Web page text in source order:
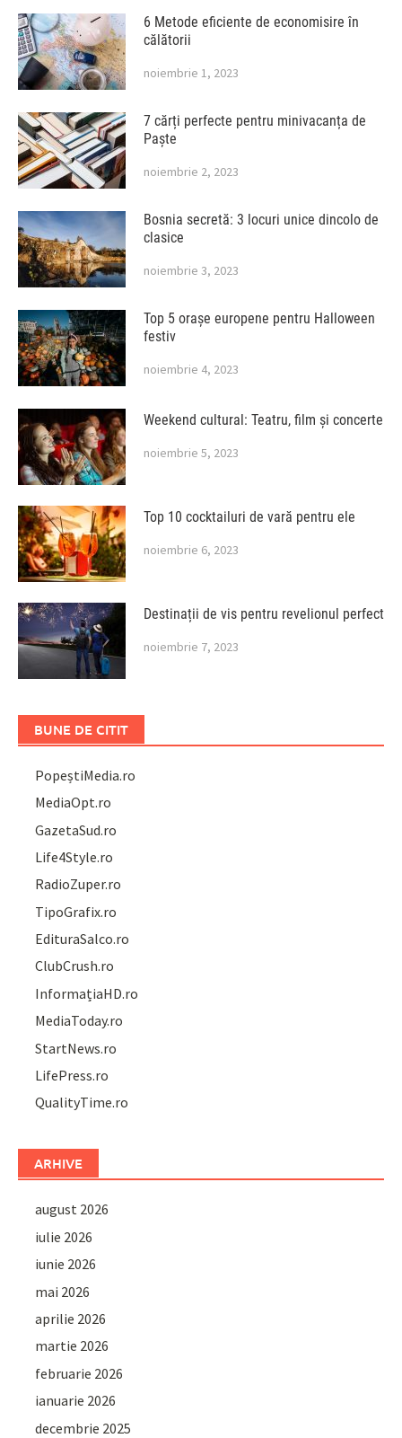
6 Metode eficiente de economisire în
călătorii
noiembrie 1, 2023
7 cărți perfecte pentru minivacanța de
Paște
noiembrie 2, 2023
Bosnia secretă: 3 locuri unice dincolo de
clasice
noiembrie 3, 2023
Top 5 orașe europene pentru Halloween
festiv
noiembrie 4, 2023
Weekend cultural: Teatru, film și concerte
noiembrie 5, 2023
Top 10 cocktailuri de vară pentru ele
noiembrie 6, 2023
Destinații de vis pentru revelionul perfect
noiembrie 7, 2023
BUNE DE CITIT
PopeștiMedia.ro
MediaOpt.ro
GazetaSud.ro
Life4Style.ro
RadioZuper.ro
TipoGrafix.ro
EdituraSalco.ro
ClubCrush.ro
InformațiaHD.ro
MediaToday.ro
StartNews.ro
LifePress.ro
QualityTime.ro
ARHIVE
august 2026
iulie 2026
iunie 2026
mai 2026
aprilie 2026
martie 2026
februarie 2026
ianuarie 2026
decembrie 2025